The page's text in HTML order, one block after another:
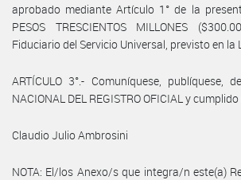
aprobado mediante Artículo 1° de la
PESOS TRESCIENTOS MILLONES
Fiduciario del Servicio Universal, previsto en la
ARTÍCULO 3°.- Comuníquese, publíquese,
NACIONAL DEL REGISTRO OFICIAL y
Claudio Julio Ambrosini
NOTA: El/los Anexo/s que integra/n este(a)